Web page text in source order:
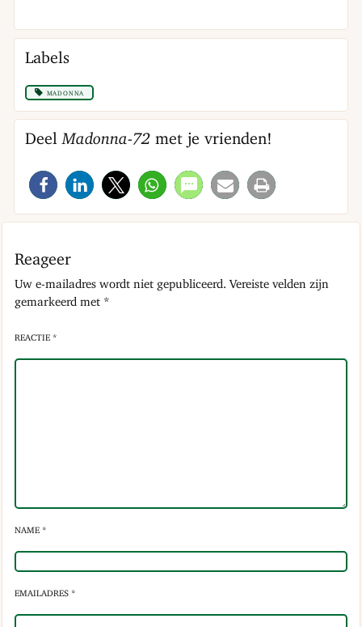
Labels
madonna
Deel Madonna-72 met je vrienden!
Reageer
Uw e-mailadres wordt niet gepubliceerd. Vereiste velden zijn
gemarkeerd met *
REACTIE *
NAME *
EMAILADRES *